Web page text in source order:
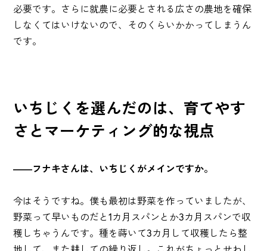
必要です。さらに就農に必要とされる広さの農地を確保
しなくてはいけないので、そのくらいかかってしまうん
です。
いちじくを選んだのは、育てやす
さとマーケティング的な視点
――フナキさんは、いちじくがメインですか。
今はそうですね。僕も最初は野菜を作っていましたが、
野菜って早いものだと1カ月スパンとか3カ月スパンで収
穫しちゃうんです。種を蒔いて3カ月して収穫したら整